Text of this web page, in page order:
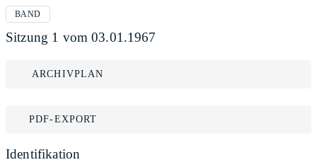
BAND
Sitzung 1 vom 03.01.1967
ARCHIVPLAN
PDF-EXPORT
Identifikation